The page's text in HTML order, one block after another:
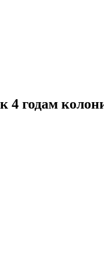
4 годам